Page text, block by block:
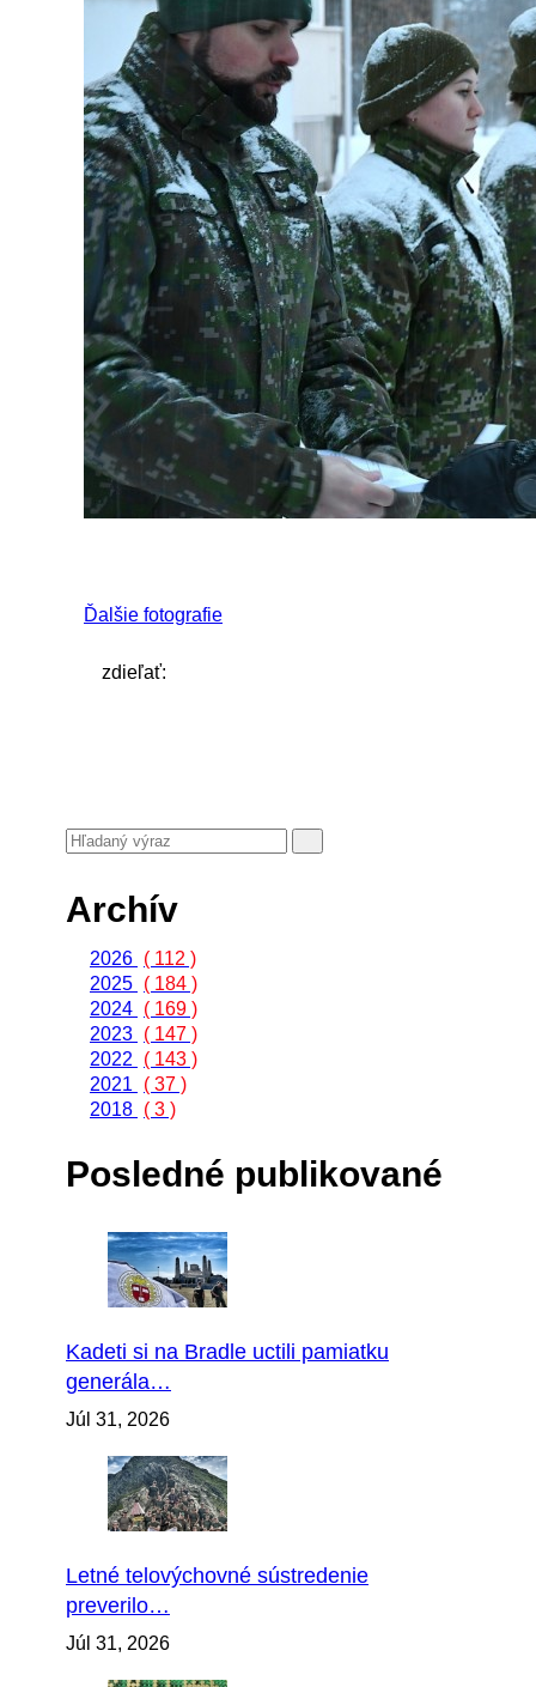
Ďalšie fotografie
zdieľať:
Archív
2026 ( 112 )
2025 ( 184 )
2024 ( 169 )
2023 ( 147 )
2022
( 143 )
2021
( 37 )
2018 ( 3 )
Posledné publikované
Kadeti si na Bradle uctili pamiatku
generála…
Júl 31, 2026
Letné telovýchovné sústredenie
preverilo…
Júl 31, 2026